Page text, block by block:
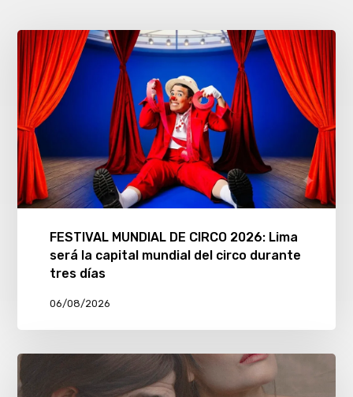
FESTIVAL MUNDIAL DE CIRCO 2026: Lima
será la capital mundial del circo durante
tres días
06/08/2026